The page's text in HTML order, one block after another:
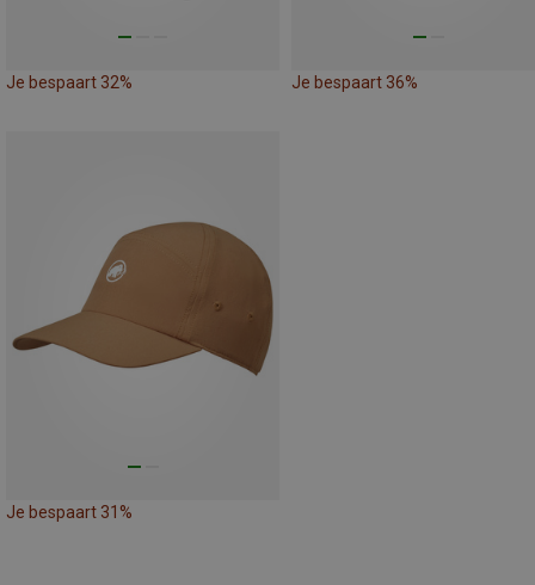
Je bespaart 32% Je bespaart 36%
Je bespaart 31%